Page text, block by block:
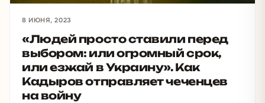
8 ИЮНЯ, 2023
«Людей просто ставили перед
выбором: или огромный срок,
или езжай в Украину». Как
Кадыров отправляет чеченцев
на войну